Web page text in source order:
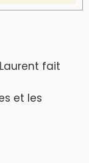
fait
et les